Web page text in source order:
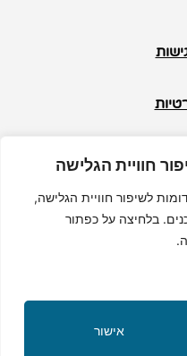
חוויית הגלישה
לשיפור חוויית הגלישה,
בלחיצה על כפתור
אישור
למיכל גרי